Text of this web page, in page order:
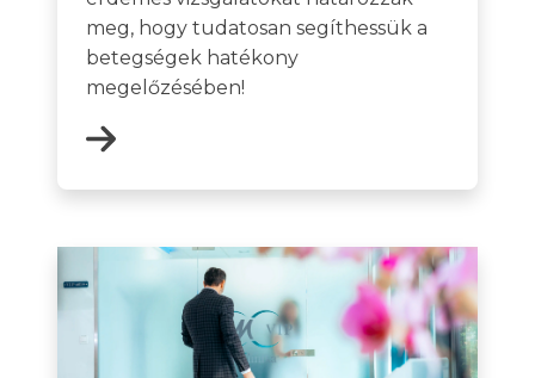
meg, hogy tudatosan segíthessük a
betegségek hatékony
megelőzésében!